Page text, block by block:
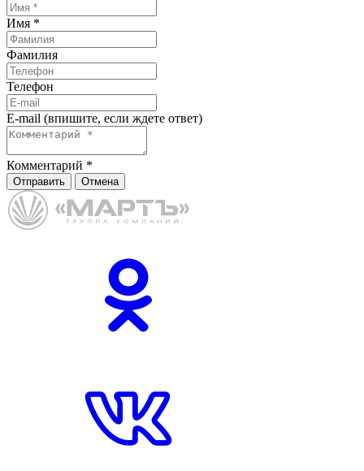
Имя *
Фамилия
Телефон
E-mail (впишите, если ждете ответ)
Комментарий *
Отправить Отмена